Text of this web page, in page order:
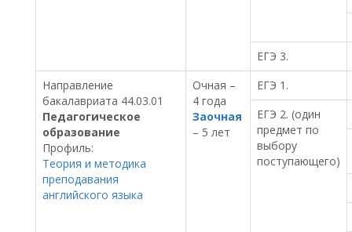
ЕГЭ 3.
Направление
бакалавриата 44.03.01
Педагогическое
образование
Профиль:
Теория и методика
преподавания
английского языка
Очная –
4 года
Заочная
– 5 лет
ЕГЭ 1.
ЕГЭ 2. (один
предмет по
выбору
поступающего)